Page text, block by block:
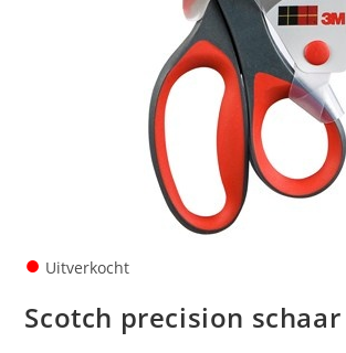
● Uitverkocht
Scotch precision schaar